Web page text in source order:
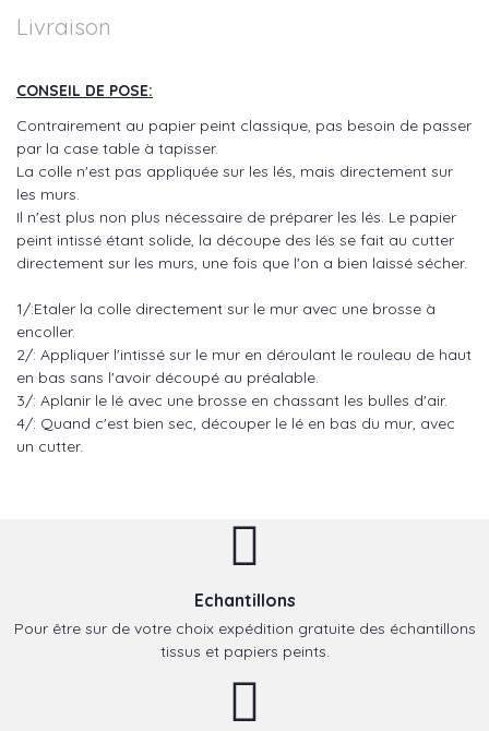
Livraison
CONSEIL DE POSE:
Contrairement au papier peint classique, pas besoin de passer
par la case table à tapisser.
La colle n'est pas appliquée sur les lés, mais directement sur
les murs.
Il n'est plus non plus nécessaire de préparer les lés. Le papier
peint intissé étant solide, la découpe des lés se fait au cutter
directement sur les murs, une fois que l'on a bien laissé sécher.
1/:Etaler la colle directement sur le mur avec une brosse à
encoller.
2/: Appliquer l'intissé sur le mur en déroulant le rouleau de haut
en bas sans l'avoir découpé au préalable.
3/: Aplanir le lé avec une brosse en chassant les bulles d'air.
4/: Quand c'est bien sec, découper le lé en bas du mur, avec
un cutter.
Echantillons
Pour être sur de votre choix expédition gratuite des échantillons
tissus et papiers peints.